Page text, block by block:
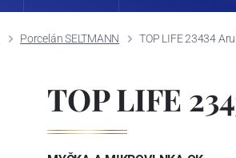
Porcelán SELTMANN TOP LIFE 23434
TOP LIFE